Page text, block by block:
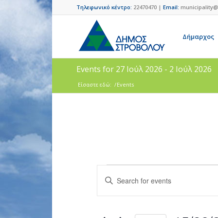
Τηλεφωνικό κέντρο: 22470470 | Email:
Δήμαρχος
Events for 27 Ιούλ 2026 - 2 Ιούλ 2026
Είσαστε εδώ: /Events
Events
Search
and
Enter
Keyword.
Search